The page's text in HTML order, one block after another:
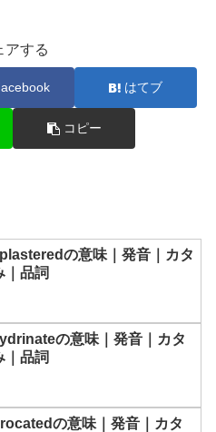
アする
はてブ
コピー
の意味｜発音｜カタ
｜品詞
の意味｜発音｜カタ
｜品詞
の意味｜発音｜カタ